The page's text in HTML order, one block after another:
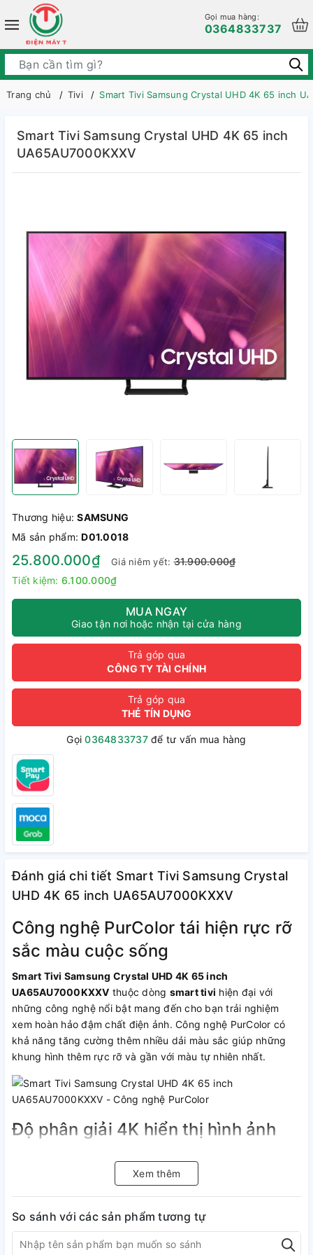
Gọi mua hàng:
0364833737
Trang chủ Tivi Smart Tivi Samsung Crystal UHD 4K 65 inch
Smart Tivi Samsung Crystal UHD 4K 65 inch
UA65AU7000KXXV
Thương hiệu:SAMSUNG
Mã sản phẩm:D01.0018
25.800.000₫ Giá niêm yết:31.900.000₫
Tiết kiệm: 6.100.000₫
MUA NGAY
Giao tận nơi hoặc nhận tại cửa hàng
Trả góp qua
CÔNG TY TÀI CHÍNH
Trả góp qua
THẺ TÍN DỤNG
Gọi0364833737để tư vấn mua hàng
Đánh giá chi tiết Smart Tivi Samsung Crystal
UHD 4K 65 inch UA65AU7000KXXV
Công nghệ PurColor tái hiện rực rỡ
sắc màu cuộc sống
Smart Tivi Samsung Crystal UHD 4K 65 inch
UA65AU7000KXXV thuộc dòng smart tivi hiện đại với
những công nghệ nổi bật mang đến cho bạn trải nghiệm
xem hoàn hảo đậm chất điện ảnh. Công nghệ PurColor có
khả năng tăng cường thêm nhiều dải màu sắc giúp những
khung hình thêm rực rỡ và gần với màu tự nhiên nhất.
Độ phân giải 4K hiển thị hình ảnh
Smart Tivi Samsung Crystal UHD 4K 65 inch
UA65AU7000KXXVcó độ phân giải 4K (3.840 x 2.160),
cao hơn gấp 4 lần điểm ảnh so với
giúp hiển thị hình ảnh sắc nét đến từng chi tiết. Giờ đây, bạn
có thể tận hưởng những bộ phim yêu thích, những chương
Xem thêm
So sánh với các sản phẩm tương tự